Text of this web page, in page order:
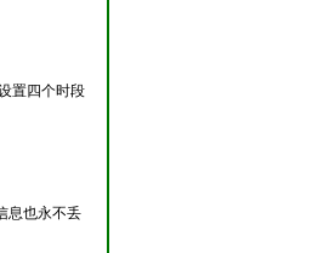
置四个时段
息也永不丢